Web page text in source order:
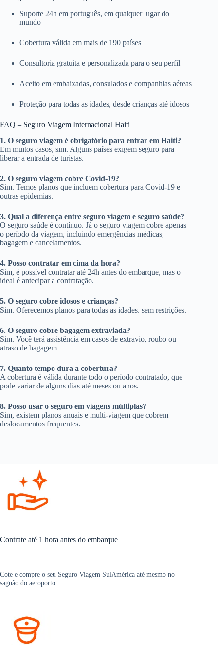
Suporte 24h em português, em qualquer lugar do
mundo
Cobertura válida em mais de 190 países
Consultoria gratuita e personalizada para o seu perfil
Aceito em embaixadas, consulados e companhias aéreas
Proteção para todas as idades, desde crianças até idosos
FAQ – Seguro Viagem Internacional Haiti
1. O seguro viagem é obrigatório para entrar em Haiti?
Em muitos casos, sim. Alguns países exigem seguro para
liberar a entrada de turistas.
2. O seguro viagem cobre Covid-19?
Sim. Temos planos que incluem cobertura para Covid-19 e
outras epidemias.
3. Qual a diferença entre seguro viagem e seguro saúde?
O seguro saúde é contínuo. Já o seguro viagem cobre apenas
o período da viagem, incluindo emergências médicas,
bagagem e cancelamentos.
4. Posso contratar em cima da hora?
Sim, é possível contratar até 24h antes do embarque, mas o
ideal é antecipar a contratação.
5. O seguro cobre idosos e crianças?
Sim. Oferecemos planos para todas as idades, sem restrições.
6. O seguro cobre bagagem extraviada?
Sim. Você terá assistência em casos de extravio, roubo ou
atraso de bagagem.
7. Quanto tempo dura a cobertura?
A cobertura é válida durante todo o período contratado, que
pode variar de alguns dias até meses ou anos.
8. Posso usar o seguro em viagens múltiplas?
Sim, existem planos anuais e multi-viagem que cobrem
deslocamentos frequentes.
Contrate até 1 hora antes do embarque
Cote e compre o seu Seguro Viagem SulAmérica até mesmo no
saguão do aeroporto.